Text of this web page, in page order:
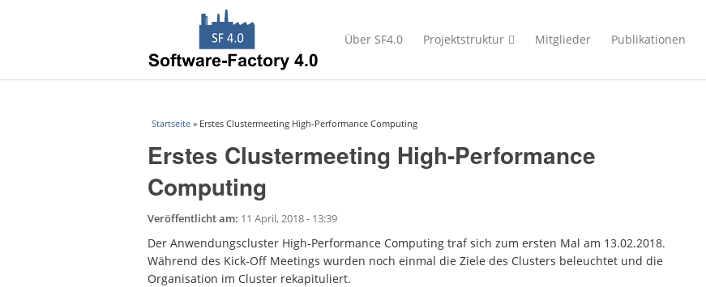
Über SF4.0 Projektstruktur Mitglieder Publikationen
Sie sind hier
Startseite » Erstes Clustermeeting High-Performance Computing
Erstes Clustermeeting High-Performance
Computing
Veröffentlicht am: 11 April, 2018 - 13:39
Der Anwendungscluster High-Performance Computing traf sich zum ersten Mal am 13.02.2018.
Während des Kick-Off Meetings wurden noch einmal die Ziele des Clusters beleuchtet und die
Organisation im Cluster rekapituliert.